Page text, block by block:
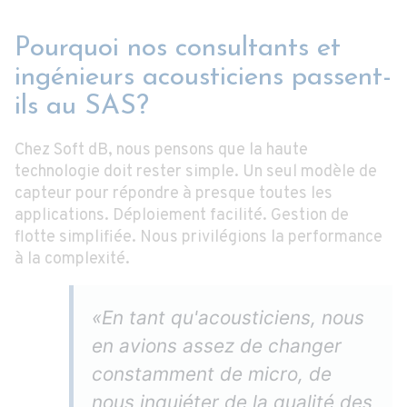
Pourquoi nos consultants et
ingénieurs acousticiens passent-
ils au SAS?
Chez Soft dB, nous pensons que la haute
technologie doit rester simple. Un seul modèle de
capteur pour répondre à presque toutes les
applications. Déploiement facilité. Gestion de
flotte simplifiée. Nous privilégions la performance
à la complexité.
«En tant qu'acousticiens, nous
en avions assez de changer
constamment de micro, de
nous inquiéter de la qualité des